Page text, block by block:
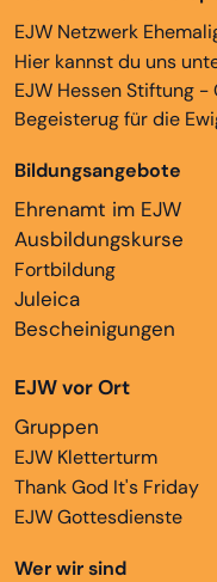
EJW Netzwerk
Hier kannst du uns
EJW Hessen Stiftung
Begeisterug für die
Bildungsangebote
Ehrenamt im EJW
Ausbildungskurse
Fortbildung
Juleica
Bescheinigungen
EJW vor Ort
Gruppen
EJW Kletterturm
Thank God It's Friday
EJW Gottesdienste
Wer wir sind